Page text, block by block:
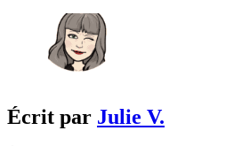
Écrit par Julie V.